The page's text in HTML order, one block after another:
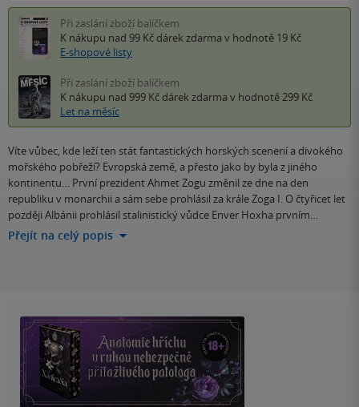
Při zaslání zboží balíčkem
K nákupu nad 99 Kč dárek zdarma v hodnotě 19 Kč
E-shopové listy
Při zaslání zboží balíčkem
K nákupu nad 999 Kč dárek zdarma v hodnotě 299 Kč
Let na měsíc
Víte vůbec, kde leží ten stát fantastických horských scenerií a divokého
mořského pobřeží? Evropská země, a přesto jako by byla z jiného
kontinentu… První prezident Ahmet Zogu změnil ze dne na den
republiku v monarchii a sám sebe prohlásil za krále Zoga I. O čtyřicet let
později Albánii prohlásil stalinistický vůdce Enver Hoxha prvním…
Přejít na celý popis